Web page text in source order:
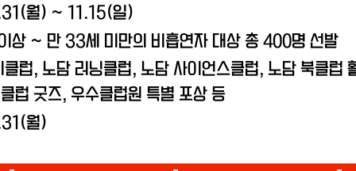
월) ~ 11.15(일)
상 ~ 만 33세 미만의 비흡연자 대상 총 400명 선발
클럽, 노담 러닝클럽, 노담 사이언스클럽, 노담 북클럽
럽 굿즈, 우수클럽원 특별 포상 등
월)